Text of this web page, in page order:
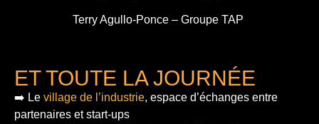
Terry Agullo-Ponce – Groupe TAP
ET TOUTE LA JOURNÉE
➡️ Le village de l’industrie, espace d’échanges entre
partenaires et start-ups